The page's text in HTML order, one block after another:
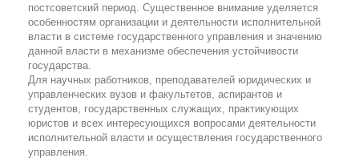
постсоветский период. Существенное внимание уделяется
особенностям организации и деятельности исполнительной
власти в системе государственного управления и значению
данной власти в механизме обеспечения устойчивости
государства.
Для научных работников, преподавателей юридических и
управленческих вузов и факультетов, аспирантов и
студентов, государственных служащих, практикующих
юристов и всех интересующихся вопросами деятельности
исполнительной власти и осуществления государственного
управления.